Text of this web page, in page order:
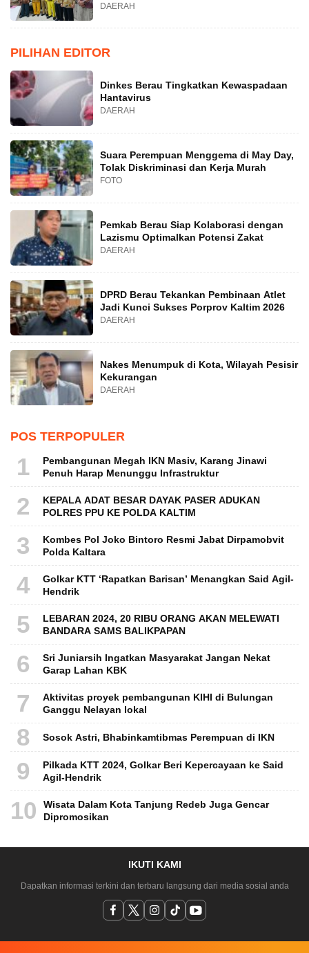
DAERAH
PILIHAN EDITOR
Dinkes Berau Tingkatkan Kewaspadaan
Hantavirus
DAERAH
Suara Perempuan Menggema di May Day,
Tolak Diskriminasi dan Kerja Murah
FOTO
Pemkab Berau Siap Kolaborasi dengan
Lazismu Optimalkan Potensi Zakat
DAERAH
DPRD Berau Tekankan Pembinaan Atlet
Jadi Kunci Sukses Porprov Kaltim 2026
DAERAH
Nakes Menumpuk di Kota, Wilayah Pesisir
Kekurangan
DAERAH
POS TERPOPULER
1
Pembangunan Megah IKN Masiv, Karang Jinawi
Penuh Harap Menunggu Infrastruktur
2
KEPALA ADAT BESAR DAYAK PASER ADUKAN
POLRES PPU KE POLDA KALTIM
3
Kombes Pol Joko Bintoro Resmi Jabat Dirpamobvit
Polda Kaltara
4
Golkar KTT ‘Rapatkan Barisan’ Menangkan Said Agil-
Hendrik
5
LEBARAN 2024, 20 RIBU ORANG AKAN MELEWATI
BANDARA SAMS BALIKPAPAN
6
Sri Juniarsih Ingatkan Masyarakat Jangan Nekat
Garap Lahan KBK
7
Aktivitas proyek pembangunan KIHI di Bulungan
Ganggu Nelayan lokal
8 Sosok Astri, Bhabinkamtibmas Perempuan di IKN
9
Pilkada KTT 2024, Golkar Beri Kepercayaan ke Said
Agil-Hendrik
10
Wisata Dalam Kota Tanjung Redeb Juga Gencar
Dipromosikan
IKUTI KAMI
Dapatkan informasi terkini dan terbaru langsung dari media sosial anda